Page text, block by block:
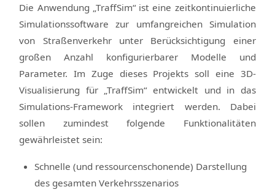
Die Anwendung „TraffSim“ ist eine zeitkontinuierliche
Simulationssoftware zur umfangreichen Simulation
von Straßenverkehr unter Berücksichtigung einer
großen Anzahl konfigurierbarer Modelle und
Parameter. Im Zuge dieses Projekts soll eine 3D-
Visualisierung für „TraffSim“ entwickelt und in das
Simulations-Framework integriert werden. Dabei
sollen zumindest folgende Funktionalitäten
gewährleistet sein:
Schnelle (und ressourcenschonende) Darstellung
des gesamten Verkehrsszenarios